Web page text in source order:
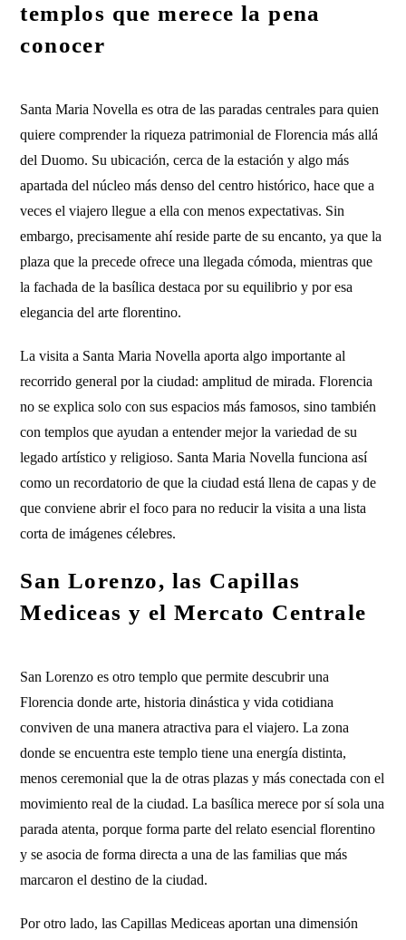
templos que merece la pena
conocer
Santa Maria Novella es otra de las paradas centrales para quien
quiere comprender la riqueza patrimonial de Florencia más allá
del Duomo. Su ubicación, cerca de la estación y algo más
apartada del núcleo más denso del centro histórico, hace que a
veces el viajero llegue a ella con menos expectativas. Sin
embargo, precisamente ahí reside parte de su encanto, ya que la
plaza que la precede ofrece una llegada cómoda, mientras que
la fachada de la basílica destaca por su equilibrio y por esa
elegancia del arte florentino.
La visita a Santa Maria Novella aporta algo importante al
recorrido general por la ciudad: amplitud de mirada. Florencia
no se explica solo con sus espacios más famosos, sino también
con templos que ayudan a entender mejor la variedad de su
legado artístico y religioso. Santa Maria Novella funciona así
como un recordatorio de que la ciudad está llena de capas y de
que conviene abrir el foco para no reducir la visita a una lista
corta de imágenes célebres.
San Lorenzo, las Capillas
Mediceas y el Mercato Centrale
San Lorenzo es otro templo que permite descubrir una
Florencia donde arte, historia dinástica y vida cotidiana
conviven de una manera atractiva para el viajero. La zona
donde se encuentra este templo tiene una energía distinta,
menos ceremonial que la de otras plazas y más conectada con el
movimiento real de la ciudad. La basílica merece por sí sola una
parada atenta, porque forma parte del relato esencial florentino
y se asocia de forma directa a una de las familias que más
marcaron el destino de la ciudad.
Por otro lado, las Capillas Mediceas aportan una dimensión